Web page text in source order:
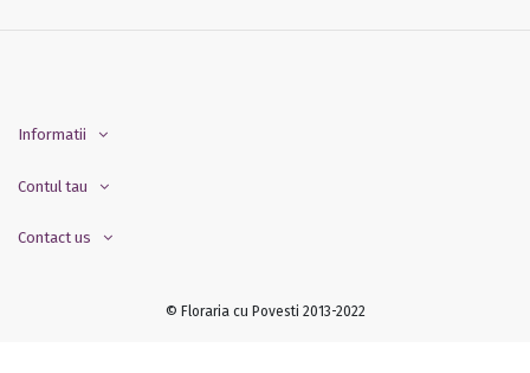
Informatii
Contul tau
Contact us
© Floraria cu Povesti 2013-2022